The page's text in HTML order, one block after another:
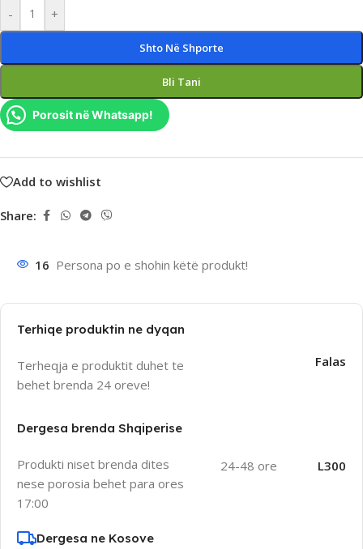
- +
Shto Në Shporte
Bli Tani
Porosit në Whatsapp!
Add to wishlist
Share:
16 Persona po e shohin këtë produkt!
Terhiqe produktin ne dyqan
Terheqja e produktit duhet te
behet brenda 24 oreve!
Falas
Dergesa brenda Shqiperise
Produkti niset brenda dites
nese porosia behet para ores
17:00
24-48 ore L300
Dergesa ne Kosove